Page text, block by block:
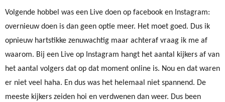
Volgende hobbel was een Live doen op facebook en Instagram:
overnieuw doen is dan geen optie meer. Het moet goed. Dus ik
opnieuw hartstikke zenuwachtig maar achteraf vraag ik me af
waarom. Bij een Live op Instagram hangt het aantal kijkers af van
het aantal volgers dat op dat moment online is. Nou en dat waren
er niet veel haha. En dus was het helemaal niet spannend. De
meeste kijkers zeiden hoi en verdwenen dan weer. Dus been